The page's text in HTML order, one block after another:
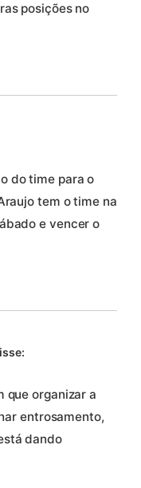
posições no
do time para o
tem o time na
e vencer o
que organizar a
entrosamento,
dando